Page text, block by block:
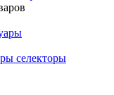
селекторы